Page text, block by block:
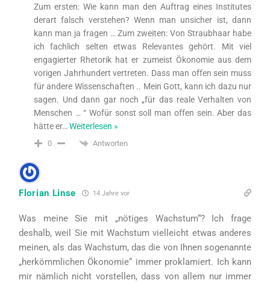
Zum ersten: Wie kann man den Auftrag eines Institutes
derart falsch verstehen? Wenn man unsicher ist, dann
kann man ja fragen … Zum zweiten: Von Straubhaar habe
ich fachlich selten etwas Relevantes gehört. Mit viel
engagierter Rhetorik hat er zumeist Ökonomie aus dem
vorigen Jahrhundert vertreten. Dass man offen sein muss
für andere Wissenschaften .. Mein Gott, kann ich dazu nur
sagen. Und dann gar noch „für das reale Verhalten von
Menschen … “ Wofür sonst soll man offen sein. Aber das
hätte er… Weiterlesen »
0 Antworten
Florian Linse 14 Jahre vor
Was meine Sie mit „nötiges Wachstum“? Ich frage
deshalb, weil Sie mit Wachstum vielleicht etwas anderes
meinen, als das Wachstum, das die von Ihnen sogenannte
„herkömmlichen Ökonomie“ immer proklamiert. Ich kann
mir nämlich nicht vorstellen, dass von allem nur immer